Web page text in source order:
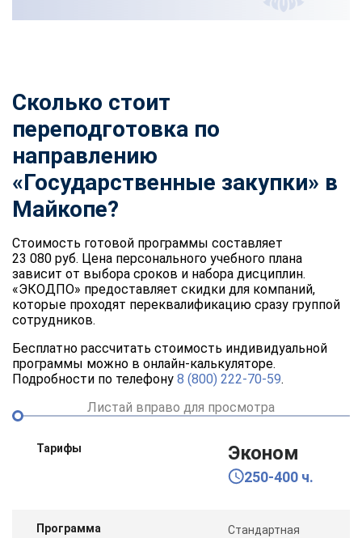
Сколько стоит
переподготовка по
направлению
«Государственные закупки» в
Майкопе?
Стоимость готовой программы составляет
23 080 руб. Цена персонального учебного плана
зависит от выбора сроков и набора дисциплин.
«ЭКОДПО» предоставляет скидки для компаний,
которые проходят переквалификацию сразу группой
сотрудников.
Бесплатно рассчитать стоимость индивидуальной
программы можно в онлайн-калькуляторе.
Подробности по телефону 8 (800) 222-70-59.
Листай вправо для просмотра
Тарифы Эконом
250-400 ч.
Программа
Стандартная